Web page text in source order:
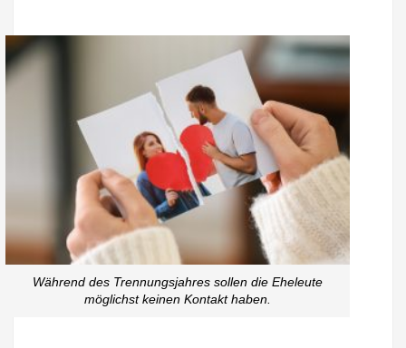
Während des Trennungsjahres sollen die Eheleute
möglichst keinen Kontakt haben.